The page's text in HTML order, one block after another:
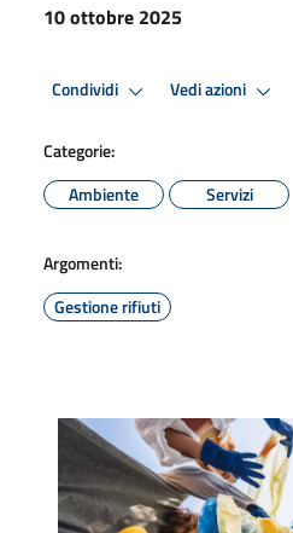
10 ottobre 2025
Condividi Vedi azioni
Categorie:
Ambiente
Servizi
Argomenti:
Gestione rifiuti